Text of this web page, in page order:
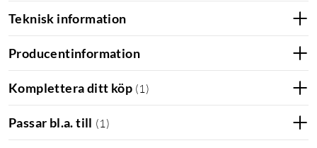
Teknisk information
Producentinformation
Komplettera ditt köp (1 )
Passar bl.a. till (1 )